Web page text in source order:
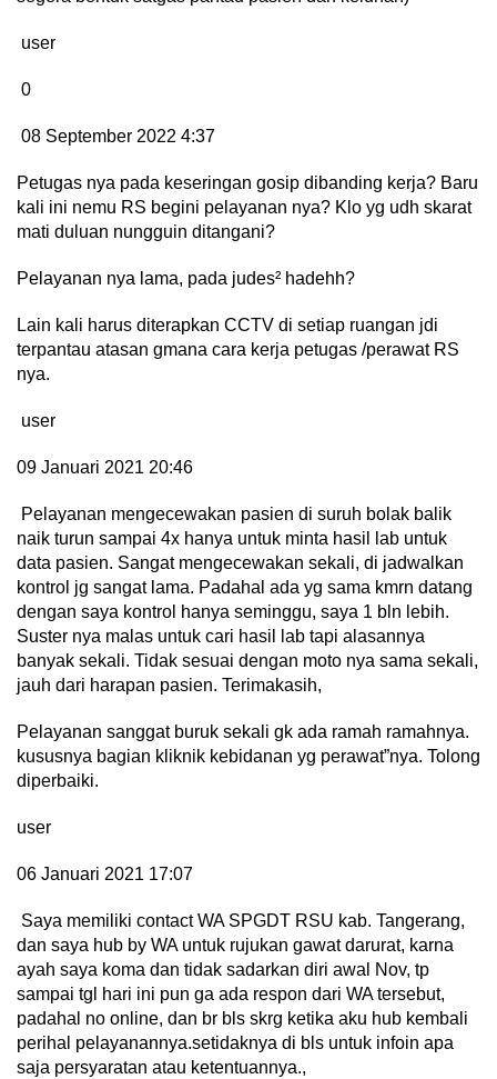
user
0
08 September 2022 4:37
Petugas nya pada keseringan gosip dibanding kerja? Baru
kali ini nemu RS begini pelayanan nya? Klo yg udh skarat
mati duluan nungguin ditangani?
Pelayanan nya lama, pada judes² hadehh?
Lain kali harus diterapkan CCTV di setiap ruangan jdi
terpantau atasan gmana cara kerja petugas /perawat RS
nya.
user
09 Januari 2021 20:46
Pelayanan mengecewakan pasien di suruh bolak balik
naik turun sampai 4x hanya untuk minta hasil lab untuk
data pasien. Sangat mengecewakan sekali, di jadwalkan
kontrol jg sangat lama. Padahal ada yg sama kmrn datang
dengan saya kontrol hanya seminggu, saya 1 bln lebih.
Suster nya malas untuk cari hasil lab tapi alasannya
banyak sekali. Tidak sesuai dengan moto nya sama sekali,
jauh dari harapan pasien. Terimakasih,
Pelayanan sanggat buruk sekali gk ada ramah ramahnya.
kususnya bagian kliknik kebidanan yg perawat”nya. Tolong
diperbaiki.
user
06 Januari 2021 17:07
Saya memiliki contact WA SPGDT RSU kab. Tangerang,
dan saya hub by WA untuk rujukan gawat darurat, karna
ayah saya koma dan tidak sadarkan diri awal Nov, tp
sampai tgl hari ini pun ga ada respon dari WA tersebut,
padahal no online, dan br bls skrg ketika aku hub kembali
perihal pelayanannya.setidaknya di bls untuk infoin apa
saja persyaratan atau ketentuannya.,